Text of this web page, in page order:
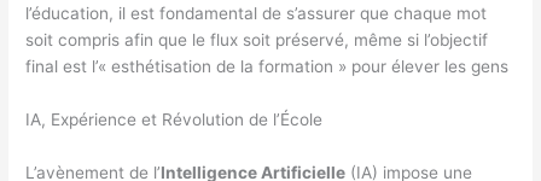
l’éducation, il est fondamental de s’assurer que chaque mot
soit compris afin que le flux soit préservé, même si l’objectif
final est l’« esthétisation de la formation » pour élever les gens
IA, Expérience et Révolution de l’École
L’avènement de l’Intelligence Artificielle (IA) impose une